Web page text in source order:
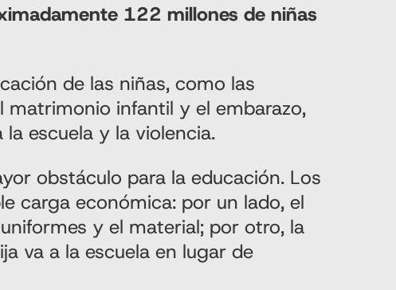
122 millones de niñas
de las niñas, como las
matrimonio infantil y el embarazo,
escuela y la violencia.
obstáculo para la educación. Los
carga económica: por un lado, el
y el material; por otro, la
va a la escuela en lugar de